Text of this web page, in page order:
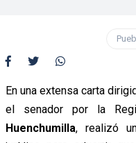
En una extensa carta
el senador por la
Huenchumilla, realizó